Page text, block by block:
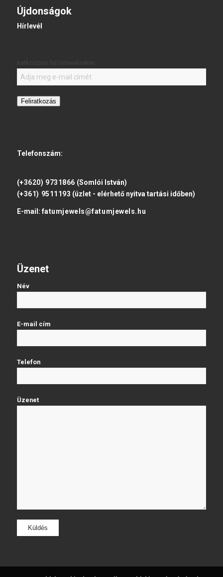
Újdonságok
Hírlevél
Feliratkozás
Telefonszám:
(+3620) 9731866 (Somlói István)
(+361) 9511193 (üzlet - elérhető nyitva tartási időben)
E-mail: fatumjewels@fatumjewels.hu
Üzenet
Név
E-mail cím
Telefon
Üzenet